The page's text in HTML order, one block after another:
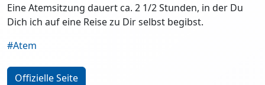
Eine Atemsitzung dauert ca. 2 1/2 Stunden, in der Du
Dich ich auf eine Reise zu Dir selbst begibst.
#Atem
Offizielle Seite